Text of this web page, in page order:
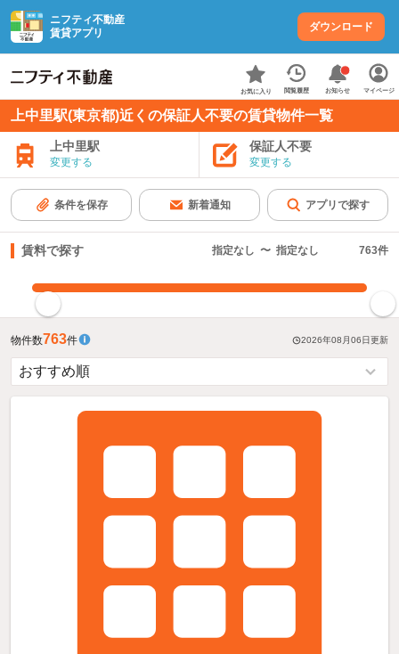
ニフティ不動産
賃貸アプリ
ダウンロード
お気に入り 閲覧履歴 お知らせ マイページ
上中里駅(東京都)近くの保証人不要の賃貸物件一覧
上中里駅
変更する
保証人不要
変更する
条件を保存 新着通知 アプリで探す
賃料で探す 指定なし 〜 指定なし 763件
物件数763件 2026年08月06日更新